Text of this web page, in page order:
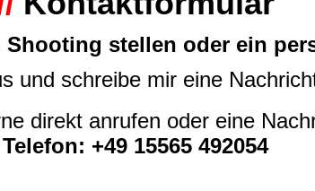
stellen oder ein
und schreibe mir eine
direkt anrufen oder eine
Telefon: +49 15565 492054